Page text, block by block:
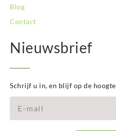
Blog
Contact
Nieuwsbrief
Schrijf u in, en blijf op de hoogte